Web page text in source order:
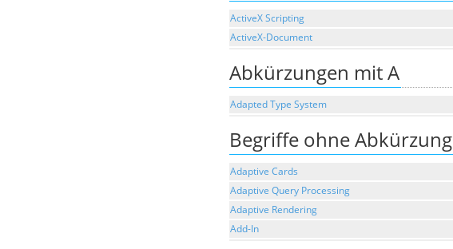
ActiveX Scripting
ActiveX-Document
Abkürzungen mit A
Adapted Type System
Begriffe ohne Abkürzung
Adaptive Cards
Adaptive Query Processing
Adaptive Rendering
Add-In